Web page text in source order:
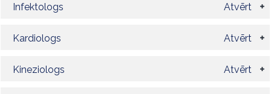
Infektologs Atvērt
Kardiologs Atvērt
Kineziologs Atvērt